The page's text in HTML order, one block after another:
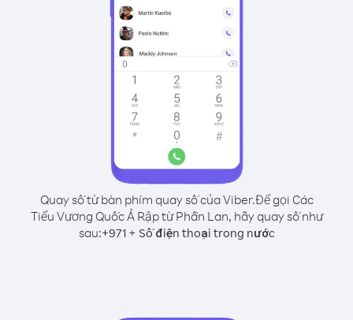
Quay số từ bàn phím quay số của Viber.Để gọi Các
Tiểu Vương Quốc Ả Rập từ Phần Lan, hãy quay số như
sau:+971+ Số điện thoại trong nước